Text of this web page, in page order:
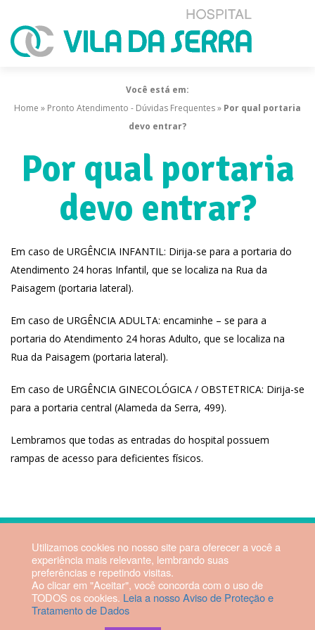
Você está em:
Home » Pronto Atendimento - Dúvidas Frequentes» Por qual portaria
devo entrar?
Por qual portaria
devo entrar?
Em caso de URGÊNCIA INFANTIL: Dirija-se para a portaria do
Atendimento 24 horas Infantil, que se localiza na Rua da
Paisagem (portaria lateral).
Em caso de URGÊNCIA ADULTA: encaminhe – se para a
portaria do Atendimento 24 horas Adulto, que se localiza na
Rua da Paisagem (portaria lateral).
Em caso de URGÊNCIA GINECOLÓGICA / OBSTETRICA: Dirija-se
para a portaria central (Alameda da Serra, 499).
Lembramos que todas as entradas do hospital possuem
rampas de acesso para deficientes físicos.
Utilizamos cookies no nosso site para oferecer a você a
experiência mais relevante, lembrando suas
preferências e repetindo visitas.
Ao clicar em "Aceitar", você concorda com o uso de
TODOS os cookies. Leia a nosso Aviso de Proteção e
Tratamento de Dados
2026 © Hospital Vila da Serra. Todos os direitos reservados.
Diretor Técnico: Fabrício Manoel
Rezende Dias | CRM-MG 56879
Webmail HVS